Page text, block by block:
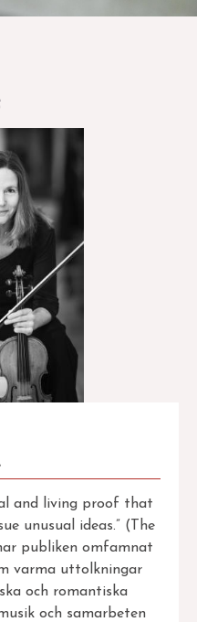
and living proof that
unusual ideas.” (The
publiken omfamnat
varma uttolkningar
och romantiska
och samarbeten